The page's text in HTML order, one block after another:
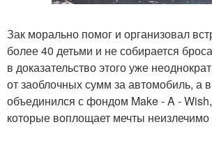
Зак морально помог и организовал
более 40 детьми и не собирается
в доказательство этого уже
от заоблочных сумм за автомобиль, а
объединился с фондом Make - A -
которые воплощает мечты